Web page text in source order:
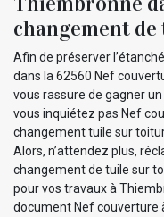
changement
Afin de préserver
dans la 62560 Nef
vous rassure de gagner
vous inquiétez pas Nef
changement tuile sur
Alors, n’attendez plus,
changement de tuile sur
pour vos travaux à
document Nef couverture